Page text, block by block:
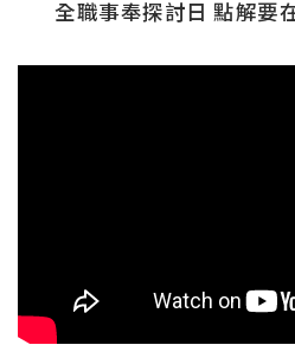
全職事奉探討日 點解要